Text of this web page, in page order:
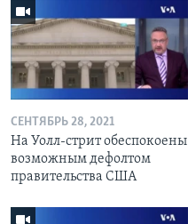
СЕНТЯБРЬ 28, 2021
На Уолл-стрит обеспокоены
возможным дефолтом
правительства США